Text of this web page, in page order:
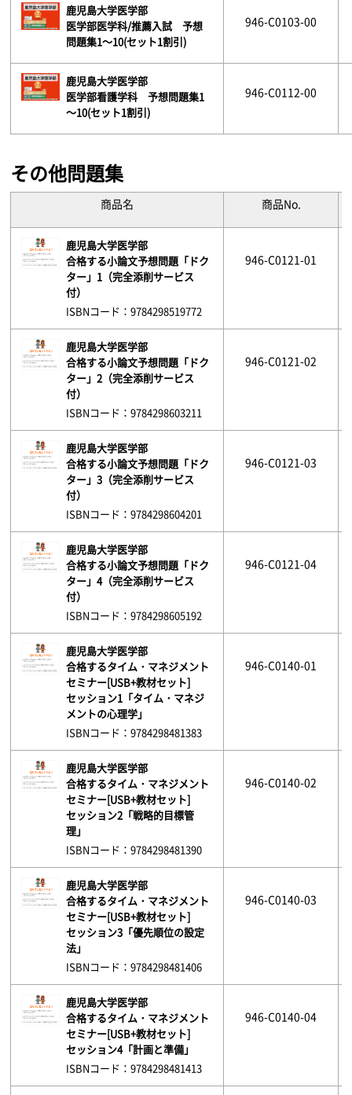
鹿児島大学医学部
医学部医学科/推薦入試 予想
問題集1～10(セット1割引)
946-C0103-00
鹿児島大学医学部
医学部看護学科 予想問題集1
～10(セット1割引)
946-C0112-00
その他問題集
商品名 商品No.
鹿児島大学医学部
合格する小論文予想問題「ドク
ター」1（完全添削サービス
付）
ISBNコード：9784298519772
946-C0121-01
鹿児島大学医学部
合格する小論文予想問題「ドク
ター」2（完全添削サービス
付）
ISBNコード：9784298603211
946-C0121-02
鹿児島大学医学部
合格する小論文予想問題「ドク
ター」3（完全添削サービス
付）
ISBNコード：9784298604201
946-C0121-03
鹿児島大学医学部
合格する小論文予想問題「ドク
ター」4（完全添削サービス
付）
ISBNコード：9784298605192
946-C0121-04
鹿児島大学医学部
合格するタイム・マネジメント
セミナー[USB+教材セット]
セッション1「タイム・マネジ
メントの心理学」
ISBNコード：9784298481383
946-C0140-01
鹿児島大学医学部
合格するタイム・マネジメント
セミナー[USB+教材セット]
セッション2「戦略的目標管
理」
ISBNコード：9784298481390
946-C0140-02
鹿児島大学医学部
合格するタイム・マネジメント
セミナー[USB+教材セット]
セッション3「優先順位の設定
法」
ISBNコード：9784298481406
946-C0140-03
鹿児島大学医学部
合格するタイム・マネジメント
セミナー[USB+教材セット]
セッション4「計画と準備」
ISBNコード：9784298481413
946-C0140-04